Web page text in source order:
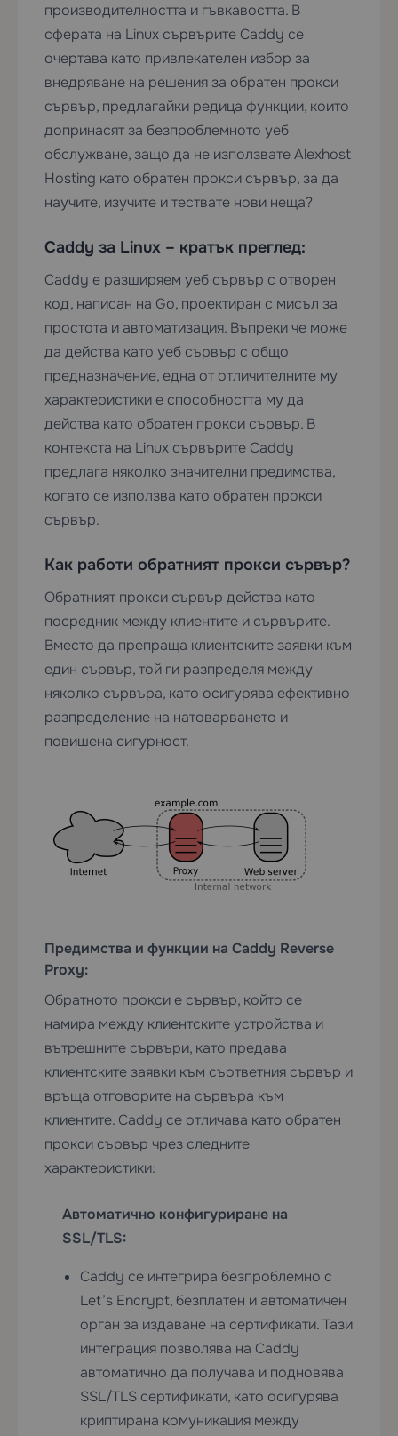
производителността и гъвкавостта. В
сферата на Linux сървърите Caddy се
очертава като привлекателен избор за
внедряване на решения за обратен прокси
сървър, предлагайки редица функции, които
допринасят за безпроблемното уеб
обслужване, защо да не използватеAlexhost
Hosting като обратен прокси сървър, за да
научите, изучите и тествате нови неща?
Caddy за Linux – кратък преглед:
Caddy е разширяем уеб сървър с отворен
код, написан на Go, проектиран с мисъл за
простота и автоматизация. Въпреки че може
да действа като уеб сървър с общо
предназначение, една от отличителните му
характеристики е способността му да
действа като обратен прокси сървър. В
контекста на Linux сървърите Caddy
предлага няколко значителни предимства,
когато се използва като обратен прокси
сървър.
Как работи обратният прокси сървър?
Обратният прокси сървър действа като
посредник между клиентите и сървърите.
Вместо да препраща клиентските заявки към
един сървър, той ги разпределя между
няколко сървъра, като осигурява ефективно
разпределение на натоварването и
повишена сигурност.
Предимства и функции на Caddy Reverse
Proxy:
Обратното прокси е сървър, който се
намира между клиентските устройства и
вътрешните сървъри, като предава
клиентските заявки към съответния сървър и
връща отговорите на сървъра към
клиентите. Caddy се отличава като обратен
прокси сървър чрез следните
характеристики:
Автоматично конфигуриране на
SSL/TLS:
Caddy се интегрира безпроблемно с
Let’s Encrypt, безплатен и автоматичен
орган за издаване на сертификати. Тази
интеграция позволява на Caddy
автоматично да получава и подновява
SSL/TLS сертификати, като осигурява
криптирана комуникация между